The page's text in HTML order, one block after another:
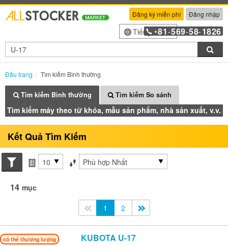
Đăng ký miễn phí Đăng nhập
Tiếng Việt
+81 -569-58-1826
Đầu trang Tìm kiếm Bình thường
Tìm kiếm Bình thường Tìm kiếm So sánh
Tìm kiếm máy theo từ khóa, mẫu sản phẩm, nhà sản xuất, v.v.
Kết Quả Tìm Kiếm
Search conditions
các mục mỗi trang
Sắp xếp theo
14 mục
<<1 2
có thể thương lượng KUBOTA U-17